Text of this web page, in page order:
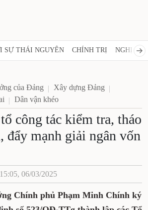
SỰ THÁI NGUYÊN CHÍNH TRỊ NGHỊ
của Đảng
Xây dựng Đảng
Dân vận khéo
công tác kiểm tra, tháo
đẩy mạnh giải ngân vốn
15:05, 06/03/2025
Chính phủ Phạm Minh Chính ký